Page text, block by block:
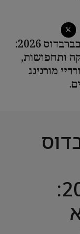
מדריך עברי מקיף לקרופ אובר בברבדוס 2026:
ותחפושות,
מורנינג
Barbados) 2026: